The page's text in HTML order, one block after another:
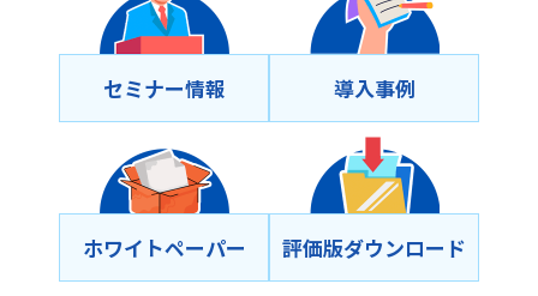
セミナー情報 導⼊事例
ホワイトペーパー 評価版ダウンロード